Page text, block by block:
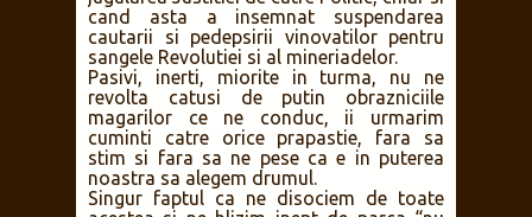
cand asta a insemnat suspendarea
cautarii si pedepsirii vinovatilor pentru
sangele Revolutiei si al mineriadelor.
Pasivi, inerti, miorite in turma, nu ne
revolta catusi de putin obrazniciile
magarilor ce ne conduc, ii urmarim
cuminti catre orice prapastie, fara sa
stim si fara sa ne pese ca e in puterea
noastra sa alegem drumul.
Singur faptul ca ne disociem de toate